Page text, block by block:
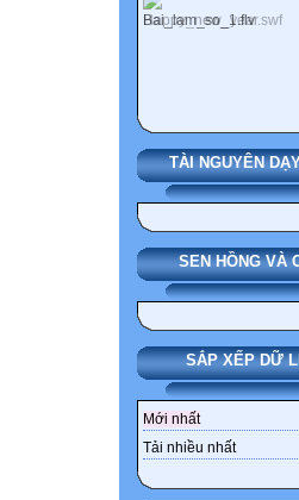
TÀI NGUYÊN
SEN HỒNG VÀ
SẮP XẾP DỮ
Mới nhất
Tải nhiều nhất